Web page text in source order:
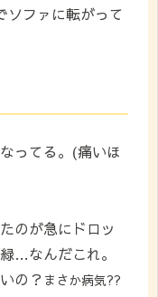
ソファに転がって
ってる。(痛いほ
のが急にドロッ
…なんだこれ。
の？ まさか病気??